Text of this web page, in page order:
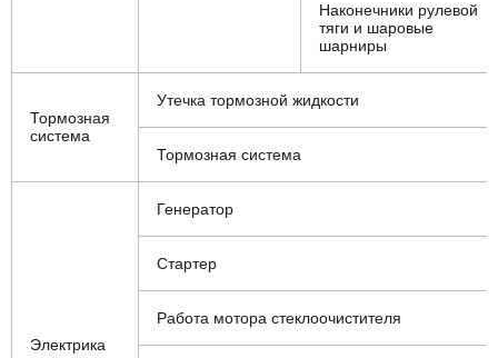
Наконечники рулевой
тяги и шаровые
шарниры
Тормозная
система
Утечка тормозной жидкости
Тормозная система
Электрика
Генератор
Стартер
Работа мотора стеклоочистителя